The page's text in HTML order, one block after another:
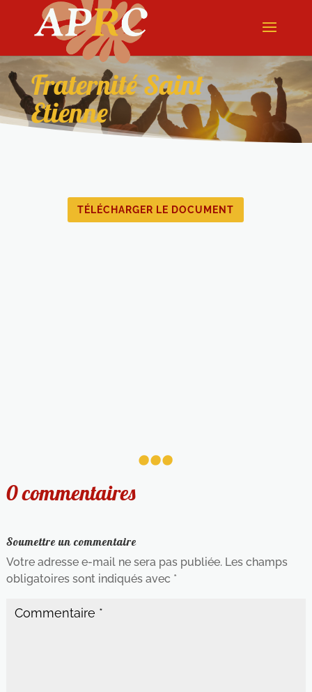
Fraternité Saint
Etienne
TÉLÉCHARGER LE DOCUMENT
...
0 commentaires
Soumettre un commentaire
Votre adresse e-mail ne sera pas publiée. Les champs
obligatoires sont indiqués avec *